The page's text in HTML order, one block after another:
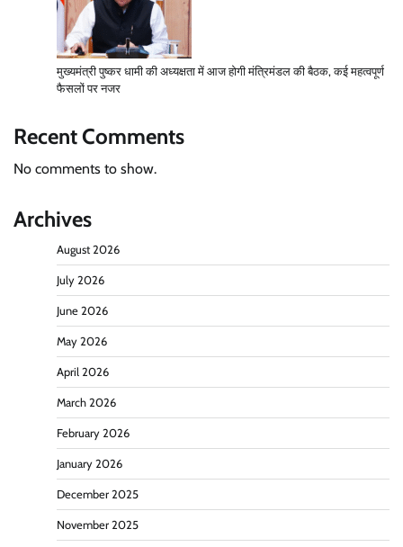
मुख्यमंत्री पुष्कर धामी की अध्यक्षता में आज होगी मंत्रिमंडल की बैठक, कई महत्वपूर्ण
फैसलों पर नजर
Recent Comments
No comments to show.
Archives
August 2026
July 2026
June 2026
May 2026
April 2026
March 2026
February 2026
January 2026
December 2025
November 2025